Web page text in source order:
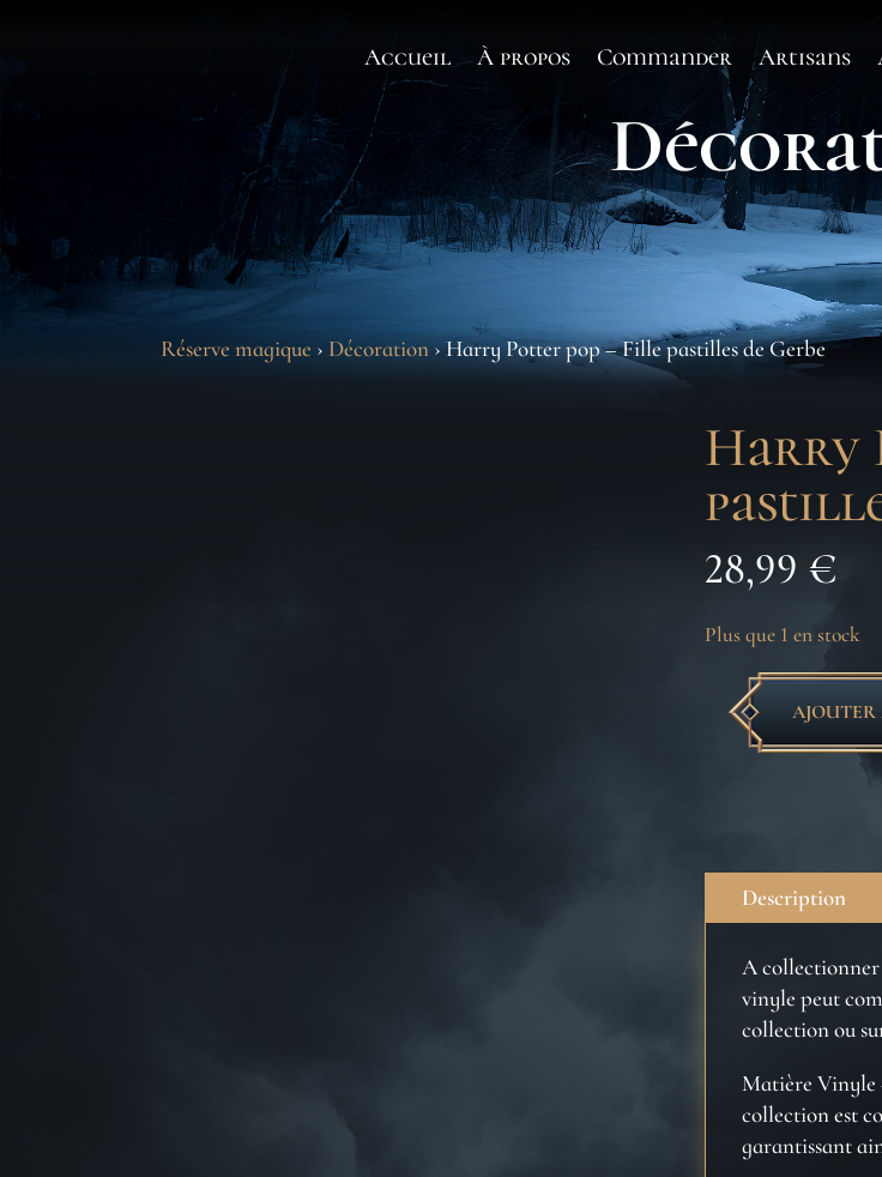
Accueil À propos Commander Artisans
Réserve magique › Décoration› Harry Potter pop – Fille pastilles de Gerbe
Harry
28,99 €
Plus que 1 en stock
quantité
-
Fille
Gerbe
Description
A
vinyle peut
collection ou
Matière Vinyle
collection est
garantissant